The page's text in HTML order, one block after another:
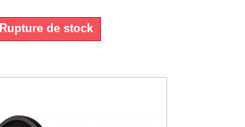
Rupture de stock